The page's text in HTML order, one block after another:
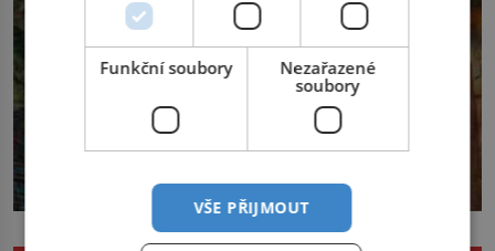
Funkční soubory
Nezařazené
soubory
VŠE PŘIJMOUT